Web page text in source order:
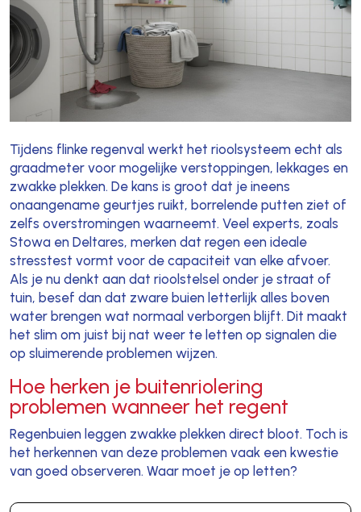
Tijdens flinke regenval werkt het rioolsysteem echt als
graadmeter voor mogelijke verstoppingen, lekkages en
zwakke plekken. De kans is groot dat je ineens
onaangename geurtjes ruikt, borrelende putten ziet of
zelfs overstromingen waarneemt. Veel experts, zoals
Stowa en Deltares, merken dat regen een ideale
stresstest vormt voor de capaciteit van elke afvoer.
Als je nu denkt aan dat rioolstelsel onder je straat of
tuin, besef dan dat zware buien letterlijk alles boven
water brengen wat normaal verborgen blijft. Dit maakt
het slim om juist bij nat weer te letten op signalen die
op sluimerende problemen wijzen.
Hoe herken je buitenriolering
problemen wanneer het regent
Regenbuien leggen zwakke plekken direct bloot. Toch is
het herkennen van deze problemen vaak een kwestie
van goed observeren. Waar moet je op letten?